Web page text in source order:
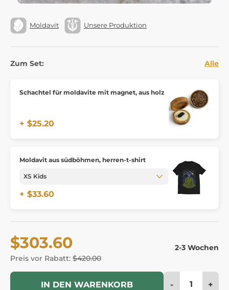
Moldavit Unsere Produktion
Zum Set: Alle
Schachtel für moldavite mit magnet, aus holz
+ $25.20
Moldavit aus südböhmen, herren-t-shirt
+ $33.60
$303.60
Preis vor Rabatt: $420.00
2-3 Wochen
IN DEN WARENKORB - +